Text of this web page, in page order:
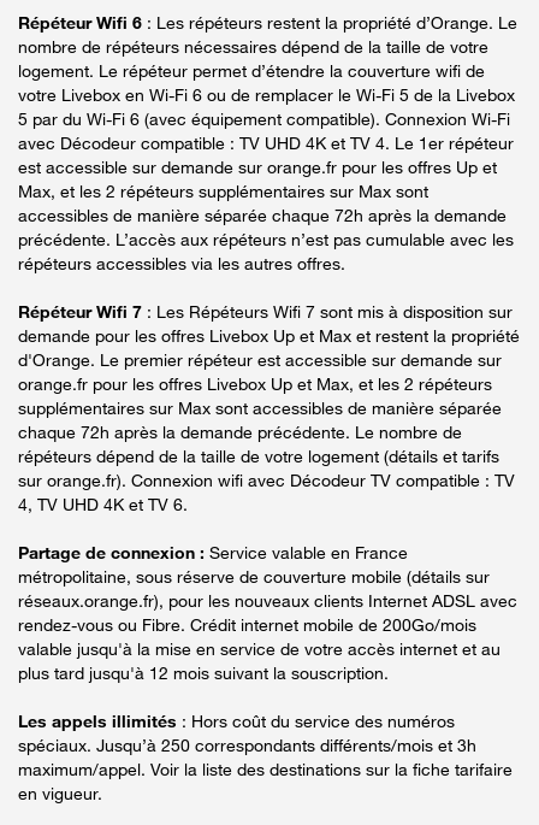
Répéteur Wifi 6 : Les répéteurs restent la propriété d’Orange. Le
nombre de répéteurs nécessaires dépend de la taille de votre
logement. Le répéteur permet d’étendre la couverture wifi de
votre Livebox en Wi-Fi 6 ou de remplacer le Wi-Fi 5 de la Livebox
5 par du Wi-Fi 6 (avec équipement compatible). Connexion Wi-Fi
avec Décodeur compatible : TV UHD 4K et TV 4. Le 1er répéteur
est accessible sur demande sur orange.fr pour les offres Up et
Max, et les 2 répéteurs supplémentaires sur Max sont
accessibles de manière séparée chaque 72h après la demande
précédente. L’accès aux répéteurs n’est pas cumulable avec les
répéteurs accessibles via les autres offres.
Répéteur Wifi 7 : Les Répéteurs Wifi 7 sont mis à disposition sur
demande pour les offres Livebox Up et Max et restent la propriété
d'Orange. Le premier répéteur est accessible sur demande sur
orange.fr pour les offres Livebox Up et Max, et les 2 répéteurs
supplémentaires sur Max sont accessibles de manière séparée
chaque 72h après la demande précédente. Le nombre de
répéteurs dépend de la taille de votre logement (détails et tarifs
sur orange.fr). Connexion wifi avec Décodeur TV compatible : TV
4, TV UHD 4K et TV 6.
Partage de connexion : Service valable en France
métropolitaine, sous réserve de couverture mobile (détails sur
réseaux.orange.fr), pour les nouveaux clients Internet ADSL avec
rendez-vous ou Fibre. Crédit internet mobile de 200Go/mois
valable jusqu'à la mise en service de votre accès internet et au
plus tard jusqu'à 12 mois suivant la souscription.
Les appels illimités : Hors coût du service des numéros
spéciaux. Jusqu’à 250 correspondants différents/mois et 3h
maximum/appel. Voir la liste des destinations sur la fiche tarifaire
en vigueur.